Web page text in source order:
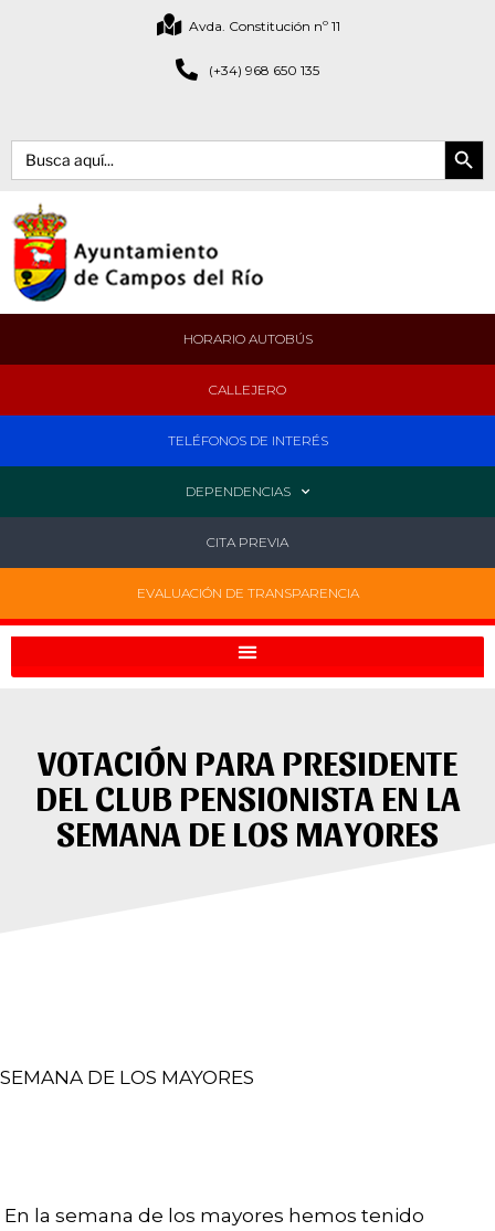
Avda. Constitución nº 11
(+34) 968 650 135
Buscar: Botón de
HORARIO AUTOBÚS
CALLEJERO
TELÉFONOS DE INTERÉS
DEPENDENCIAS
CITA PREVIA
EVALUACIÓN DE TRANSPARENCIA
VOTACIÓN PARA PRESIDENTE
DEL CLUB PENSIONISTA EN LA
SEMANA DE LOS MAYORES
SEMANA DE LOS MAYORES
En la semana de los mayores hemos tenido